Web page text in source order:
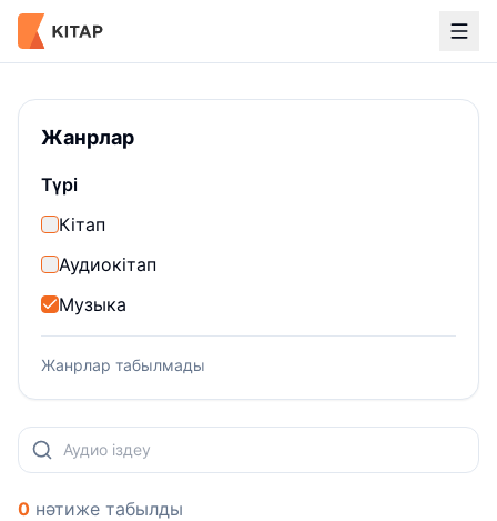
Аудио
Жанрлар
Түрі
Кітап
Аудиокітап
Музыка
Жанрлар табылмады
0 нәтиже табылды